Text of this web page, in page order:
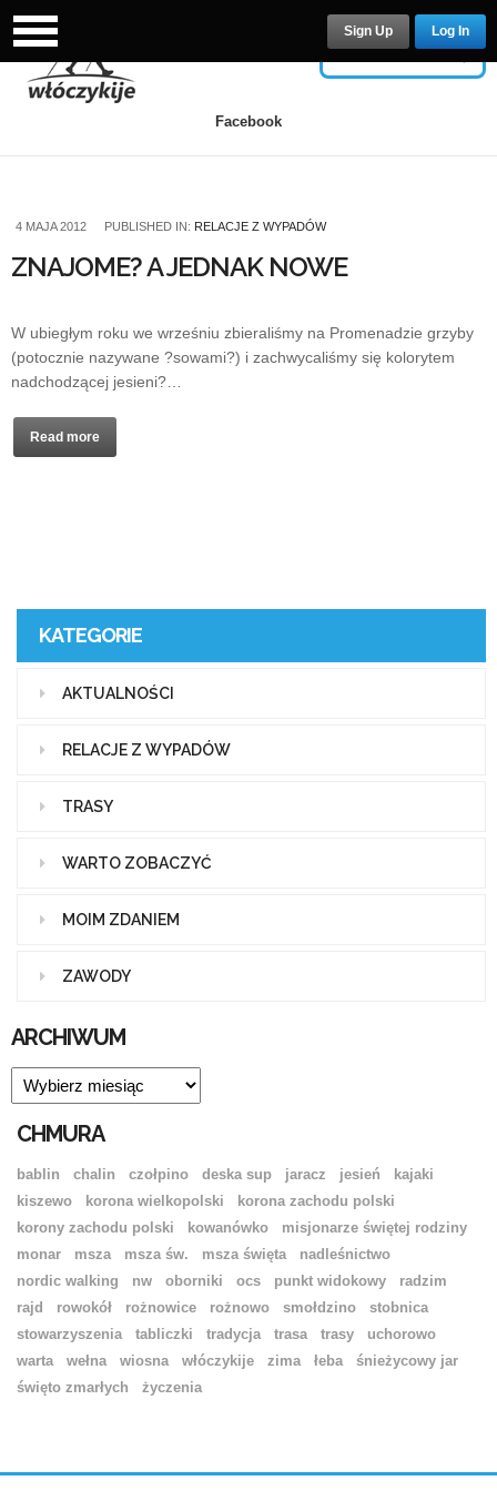
Facebook
Log In
Sign Up
4 MAJA 2012 PUBLISHED IN: RELACJE Z WYPADÓW
ZNAJOME? A JEDNAK NOWE
W ubiegłym roku we wrześniu zbieraliśmy na Promenadzie grzyby
(potocznie nazywane ?sowami?) i zachwycaliśmy się kolorytem
nadchodzącej jesieni?…
Read more
KATEGORIE
AKTUALNOŚCI
RELACJE Z WYPADÓW
TRASY
WARTO ZOBACZYĆ
MOIM ZDANIEM
ZAWODY
ARCHIWUM
ARCHIWUM
CHMURA
bablin chalin czołpino deska sup jaracz jesień
kajaki
kiszewo
korona wielkopolski
korona zachodu polski
korony zachodu polski
kowanówko
misjonarze świętej rodziny
monar
msza msza św. msza święta
nadleśnictwo
nordic walking
nw oborniki ocs punkt widokowy
radzim
rajd
rowokół rożnowice rożnowo smołdzino
stobnica
stowarzyszenia
tabliczki tradycja trasa trasy
uchorowo
warta
wełna wiosna włóczykije zima łeba
śnieżycowy jar
święto zmarłych
życzenia